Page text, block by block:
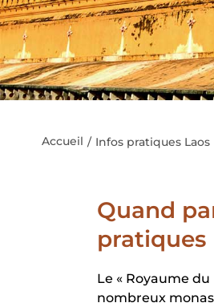
Accueil Infos pratiques Laos
Quand
pratiques
Le « Royaume
nombreux